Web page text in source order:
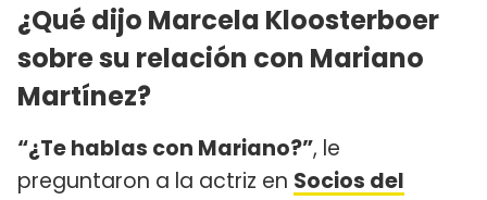
¿Qué dijo Marcela Kloosterboer
sobre su relación con Mariano
Martínez?
“¿Te hablas con Mariano?”, le
preguntaron a la actriz en Socios del